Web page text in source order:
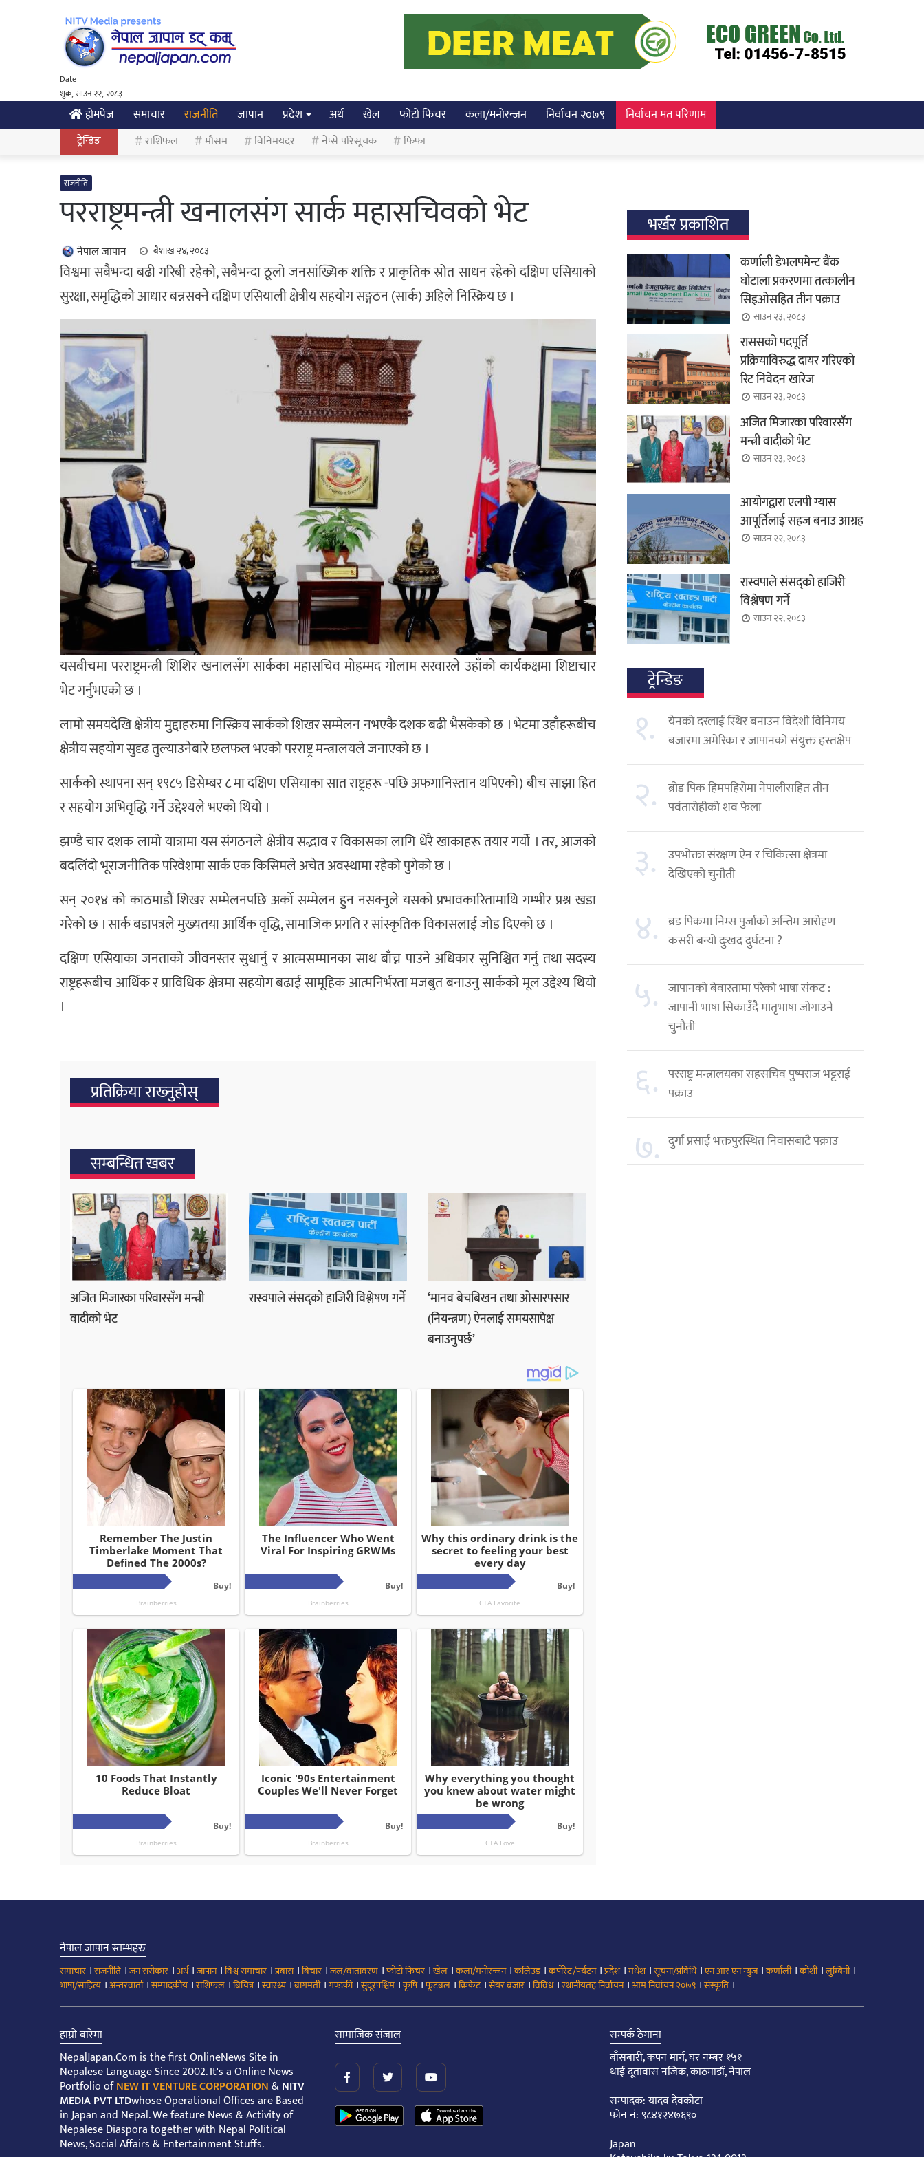
Date
शुक्र, साउन २२, २०८३
होमपेज समाचार राजनीति जापान प्रदेश अर्थ खेल फोटो फिचर कला/मनोरन्जन निर्वाचन २०७९ निर्वाचन मत परिणाम
ट्रेन्डिङ राशिफल मौसम विनिमयदर नेप्से परिसूचक फिफा
राजनीति
परराष्ट्रमन्त्री खनालसंग सार्क महासचिवको भेट
नेपाल जापान बैशाख २४, २०८३
विश्वमा सबैभन्दा बढी गरिबी रहेको, सबैभन्दा ठूलो जनसांख्यिक शक्ति र प्राकृतिक स्रोत साधन रहेको दक्षिण एसियाको
सुरक्षा, समृद्धिको आधार बन्नसक्ने दक्षिण एसियाली क्षेत्रीय सहयोग सङ्गठन (सार्क) अहिले निस्क्रिय छ ।
यसबीचमा परराष्ट्रमन्त्री शिशिर खनालसँग सार्कका महासचिव मोहम्मद गोलाम सरवारले उहाँको कार्यकक्षमा शिष्टाचार
भेट गर्नुभएको छ ।
लामो समयदेखि क्षेत्रीय मुद्दाहरुमा निस्क्रिय सार्कको शिखर सम्मेलन नभएकै दशक बढी भैसकेको छ । भेटमा उहाँहरूबीच
क्षेत्रीय सहयोग सुदृढ तुल्याउनेबारे छलफल भएको परराष्ट्र मन्त्रालयले जनाएको छ ।
सार्कको स्थापना सन् १९८५ डिसेम्बर ८ मा दक्षिण एसियाका सात राष्ट्रहरू -पछि अफगानिस्तान थपिएको) बीच साझा हित
र सहयोग अभिवृद्धि गर्ने उद्देश्यले भएको थियो ।
झण्डै चार दशक लामो यात्रामा यस संगठनले क्षेत्रीय सद्भाव र विकासका लागि धेरै खाकाहरू तयार गर्यो । तर, आजको
बदलिंदो भूराजनीतिक परिवेशमा सार्क एक किसिमले अचेत अवस्थामा रहेको पुगेको छ ।
सन् २०१४ को काठमाडौं शिखर सम्मेलनपछि अर्को सम्मेलन हुन नसक्नुले यसको प्रभावकारितामाथि गम्भीर प्रश्न खडा
गरेको छ । सार्क बडापत्रले मुख्यतया आर्थिक वृद्धि, सामाजिक प्रगति र सांस्कृतिक विकासलाई जोड दिएको छ ।
दक्षिण एसियाका जनताको जीवनस्तर सुधार्नु र आत्मसम्मानका साथ बाँच्न पाउने अधिकार सुनिश्चित गर्नु तथा सदस्य
राष्ट्रहरूबीच आर्थिक र प्राविधिक क्षेत्रमा सहयोग बढाई सामूहिक आत्मनिर्भरता मजबुत बनाउनु सार्कको मूल उद्देश्य थियो
।
प्रतिक्रिया राख्‍नुहोस्
सम्बन्धित खबर
अजित मिजारका परिवारसँग मन्त्री
वादीको भेट
रास्वपाले संसद्को हाजिरी विश्लेषण गर्ने
‘मानव बेचबिखन तथा ओसारपसार
(नियन्त्रण) ऐनलाई समयसापेक्ष
बनाउनुपर्छ’
भर्खर प्रकाशित
कर्णाली डेभलपमेन्ट बैंक
घोटाला प्रकरणमा तत्कालीन
सिइओसहित तीन पक्राउ
साउन २३, २०८३
राससको पदपूर्ति
प्रक्रियाविरुद्ध दायर गरिएको
रिट निवेदन खारेज
साउन २३, २०८३
अजित मिजारका परिवारसँग
मन्त्री वादीको भेट
साउन २३, २०८३
आयोगद्वारा एलपी ग्यास
आपूर्तिलाई सहज बनाउ आग्रह
साउन २२, २०८३
रास्वपाले संसद्को हाजिरी
विश्लेषण गर्ने
साउन २२, २०८३
ट्रेन्डिङ
१.
येनको दरलाई स्थिर बनाउन विदेशी विनिमय
बजारमा अमेरिका र जापानको संयुक्त हस्तक्षेप
२.
ब्रोड पिक हिमपहिरोमा नेपालीसहित तीन
पर्वतारोहीको शव फेला
३.
उपभोक्ता संरक्षण ऐन र चिकित्सा क्षेत्रमा
देखिएको चुनौती
४. ब्रड पिकमा निम्स पुर्जाको अन्तिम आरोहण
कसरी बन्यो दुःखद दुर्घटना ?
५. जापानको बेवास्तामा परेको भाषा संकट :
जापानी भाषा सिकाउँदै मातृभाषा जोगाउने
चुनौती
६. परराष्ट्र मन्त्रालयका सहसचिव पुष्पराज भट्टराई
पक्राउ
७. दुर्गा प्रसाईं भक्तपुरस्थित निवासबाटै पक्राउ
नेपाल जापान स्तम्भहरु
समाचार ।राजनीति ।जन सरोकार ।अर्थ।जापान।विश्व समाचार ।प्रबास।बिचार ।जल/वातावरण ।फोटो फिचर ।खेल ।कला/मनोरन्जन।कलिउड।कर्पोरेट/पर्यटन।प्रदेश।मधेश।सूचना/प्रविधि।एन आर एन न्युज।कर्णाली।कोशी।लुम्बिनी।
भाषा/साहित्य ।अन्तरवार्ता।सम्पादकीय ।राशिफल ।बिचित्र।स्वास्थ्य ।बागमती।गण्डकी।सुदूरपश्चिम ।कृषि।फूटबल ।क्रिकेट।सेयर बजार ।विविध।स्थानीयतह निर्वाचन।आम निर्वाचन २०७९ ।संस्कृति ।
हाम्रो बारेमा
NepalJapan.Com is the first OnlineNews Site in
Nepalese Language Since 2002. It's a Online News
Portfolio ofNEW IT VENTURE CORPORATION&NITV
MEDIA PVT LTDwhose Operational Offices are Based
in Japan and Nepal. We feature News & Activity of
Nepalese Diaspora together with Nepal Political
News, Social Affairs & Entertainment Stuffs.
सामाजिक संजाल
सम्पर्क ठेगाना
बाँसबारी, कपन मार्ग, घर नम्बर १५१
थाई दूतावास नजिक, काठमाडौं, नेपाल
सम्पादक: यादव देवकोटा
फोन नं: ९८४१२४७६९०
Japan